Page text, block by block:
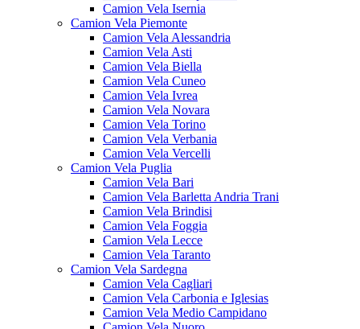
Camion Vela Isernia
Camion Vela Piemonte
Camion Vela Alessandria
Camion Vela Asti
Camion Vela Biella
Camion Vela Cuneo
Camion Vela Ivrea
Camion Vela Novara
Camion Vela Torino
Camion Vela Verbania
Camion Vela Vercelli
Camion Vela Puglia
Camion Vela Bari
Camion Vela Barletta Andria Trani
Camion Vela Brindisi
Camion Vela Foggia
Camion Vela Lecce
Camion Vela Taranto
Camion Vela Sardegna
Camion Vela Cagliari
Camion Vela Carbonia e Iglesias
Camion Vela Medio Campidano